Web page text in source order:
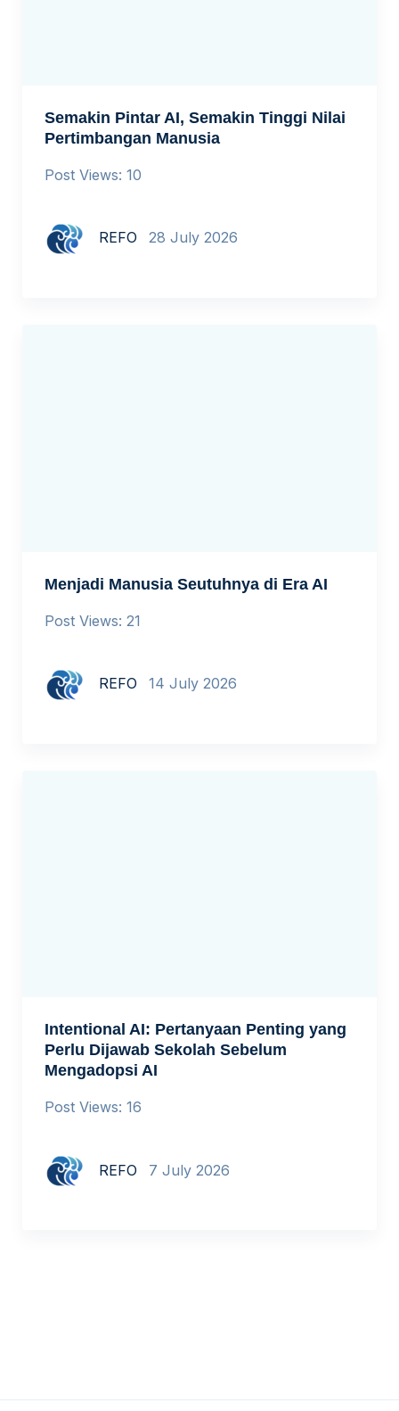
Semakin Pintar AI, Semakin Tinggi Nilai
Pertimbangan Manusia
Post Views: 10
REFO 28 July 2026
Menjadi Manusia Seutuhnya di Era AI
Post Views: 21
REFO 14 July 2026
Intentional AI: Pertanyaan Penting yang
Perlu Dijawab Sekolah Sebelum
Mengadopsi AI
Post Views: 16
REFO 7 July 2026